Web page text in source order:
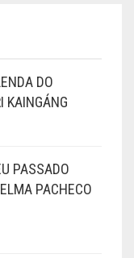
DO
KAINGÁNG
PASSADO
PACHECO